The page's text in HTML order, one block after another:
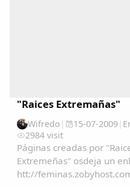
"Raices Extremañas"
Wifredo | 15-07-2009|
2984 visit
Páginas creadas por
Extremeñas" osdeja un
htt://